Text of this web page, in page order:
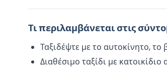
Τι περιλαμβάνεται στις
Ταξιδέψτε με το αυτοκίνητο,
Διαθέσιμο ταξίδι με